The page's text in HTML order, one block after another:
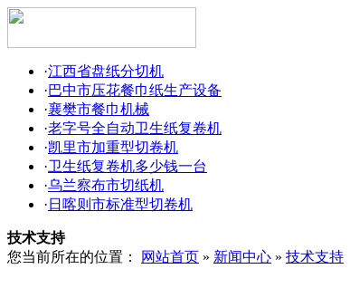
·江西省盘纸分切机
·巴中市压花餐巾纸生产设备
·襄樊市餐巾机械
·老字号全自动卫生纸复卷机
·凯里市加重型切卷机
·卫生纸复卷机多少钱一台
·乌兰察布市切纸机
· 日喀则市标准型切卷机
技术支持
您当前所在的位置：
网站首页 » 新闻中心 » 技术支持